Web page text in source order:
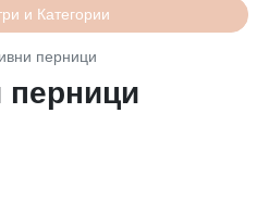
Филтри и Категории
перници
перници